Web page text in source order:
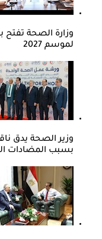
وزارة الصحة تفتح
لموسم 2027
بسبب المضادات